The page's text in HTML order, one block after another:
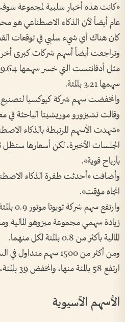
«كانت هذه أخبار سلبية لمجموعة
عام أيضاً لأن الذكاء الاصطناعي هو
كان هناك أي شيء سلبي في توقعات
وتراجعت أيضاً أسهم شركات كبرى
سهمها 3.21 بالمئة.
وانخفضت سهم شركة كيوكسيا لتصنيع رقائق
وقالت ⁠تشيزورو موريشيتا الباحثة في
«شهدت الأسهم المرتبطة بالذكاء
الجلسات الأخيرة، لكن أسعارها ستظل
بأرباح قوية».
وأضافت «أحدثت طفرة الذكاء
اتجاه مؤقت».
زيادة سهمي مجموعة ميزوهو
المالية بأكثر من 0.8 بالمئة لكل منهما.
ومن أكثر من 1500 سهم
ارتفع 58 بالمئة منها، وانخفض 39 بالمئة، واستقر اثنان بالمئة.
الأسهم الآسيوية